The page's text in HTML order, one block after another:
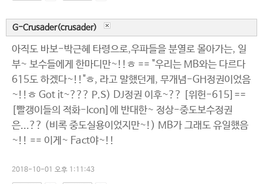
G-Crusader(crusader)
아직도 바보-박근혜 타령으로,우파들을 분열로 몰아가는, 일
부~ 보수들에게 한마디만~!!ㅎ == "우리는 MB와는 다르다
615도 하겠다~!!"ㅎ, 라고 말했던게, 무개념-GH정권이었음
~!!ㅎ Got it~??? P.S) DJ정권 이후~?? [위헌-615]==
[빨갱이들의 적화-Icon]에 반대한~ 정상-중도보수정권
은...?? (비록 중도실용이었지만~!) MB가 그래도 유일했음
~!! == 이게~ Fact야~!!
2018-10-01 오후 1:11:43